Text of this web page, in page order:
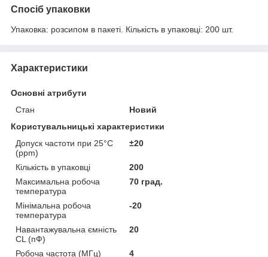
Спосіб упаковки
Упаковка: розсипом в пакеті. Кiлькiсть в упаковці: 200 шт.
Характеристики
Основні атрибути
Стан
Новий
Користувальницькі характеристики
Допуск частоти при 25°C
(ppm)
±20
Кількість в упаковці
200
Максимальна робоча
температура
70 град.
Мінімальна робоча
температура
-20
Навантажувальна ємність
CL (пФ)
20
Робоча частота (МГц)
4